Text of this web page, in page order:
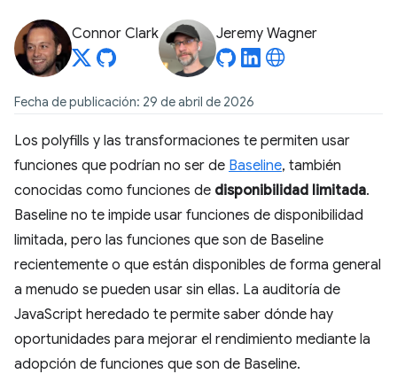
Connor Clark Jeremy Wagner
Fecha de publicación: 29 de abril de 2026
Los polyfills y las transformaciones te permiten usar
funciones que podrían no ser de Baseline, también
conocidas como funciones de disponibilidad limitada.
Baseline no te impide usar funciones de disponibilidad
limitada, pero las funciones que son de Baseline
recientemente o que están disponibles de forma general
a menudo se pueden usar sin ellas. La auditoría de
JavaScript heredado te permite saber dónde hay
oportunidades para mejorar el rendimiento mediante la
adopción de funciones que son de Baseline.